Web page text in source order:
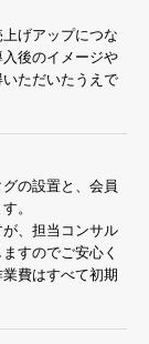
げアップにつな
後のイメージや
ただいたうえで
の設置と、会員
。
、担当コンサル
すのでご安心く
費はすべて初期